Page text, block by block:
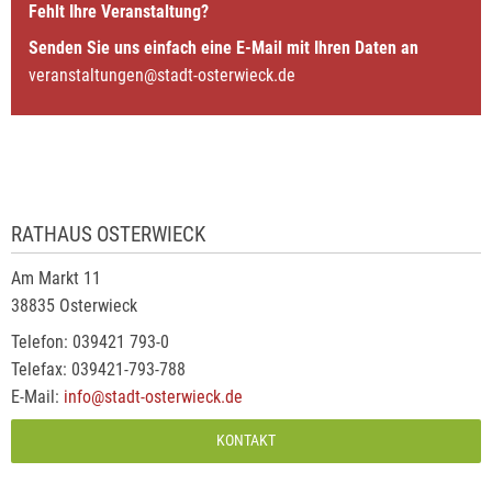
Fehlt Ihre Veranstaltung?
Senden Sie uns einfach eine E-Mail mit Ihren Daten an
veranstaltungen@stadt-osterwieck.de
RATHAUS OSTERWIECK
Am Markt 11
38835 Osterwieck
Telefon: 039421 793-0
Telefax: 039421-793-788
E-Mail: info@stadt-osterwieck.de
KONTAKT